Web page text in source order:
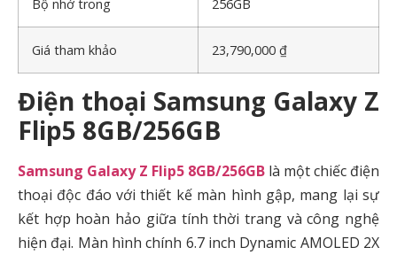
Bộ nhớ trong 256GB
Giá tham khảo 23,790,000 ₫
Điện thoại Samsung Galaxy Z
Flip5 8GB/256GB
Samsung Galaxy Z Flip5 8GB/256GB là một chiếc điện
thoại độc đáo với thiết kế màn hình gập, mang lại sự
kết hợp hoàn hảo giữa tính thời trang và công nghệ
hiện đại. Màn hình chính 6.7 inch Dynamic AMOLED 2X